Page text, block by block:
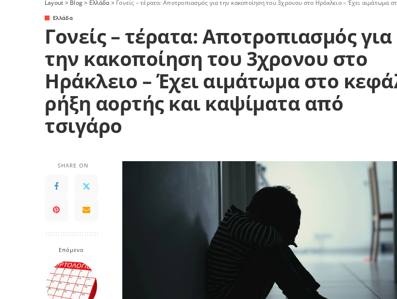
Layout > Blog> Ελλάδα> Γονείς – τέρατα: Αποτροπιασμός για την κακοποίηση του 3χρονου στο Ηράκλειο – Έχει αιμάτωμα στo κεφάλι, ρήξη αορτής και καψίματα από
Ελλάδα
Γονείς – τέρατα: Αποτροπιασμός για
την κακοποίηση του 3χρονου στο
Ηράκλειο – Έχει αιμάτωμα στo
ρήξη αορτής και καψίματα από
τσιγάρο
SHARE ON
Επόμενο